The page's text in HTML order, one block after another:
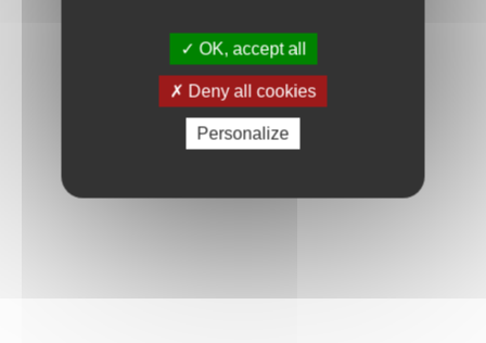
OK, accept all
Deny all cookies
Personalize